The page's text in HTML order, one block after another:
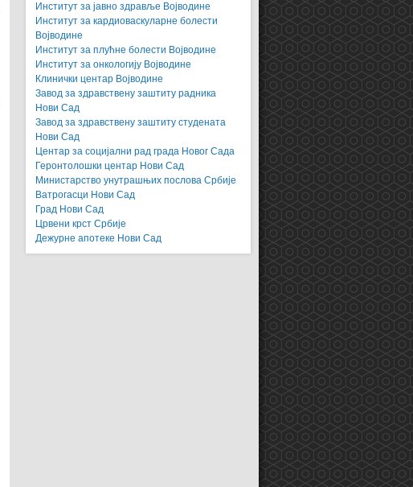
Институт за јавно здравље Војводине
Институт за кардиоваскуларне болести
Војводине
Институт за плућне болести Војводине
Институт за онкологију Војводине
Клинички центар Војводине
Завод за здравствену заштиту радника
Нови Сад
Завод за здравствену заштиту студената
Нови Сад
Центар за социјални рад града Новог Сада
Геронтолошки центар Нови Сад
Министарство унутрашњих послова Србије
Ватрогасци Нови Сад
Град Нови Сад
Црвени крст Србије
Дежурне апотеке Нови Сад